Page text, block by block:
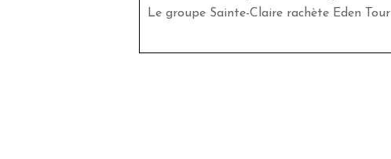
Le groupe Sainte-Claire rachète Eden Tour